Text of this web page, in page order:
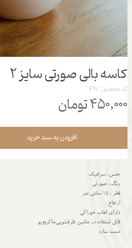
کاسه بالی صورتی سایز 2
کد محصول: 691
۴۵۰,۰۰۰ تومان
افزودن به سبد خرید
جنس : سرامیک
رنگ : صورتی
قطر : 15 سانتی متر
ارتفاع :
دارای لعاب خوراکی
قابل استفاده در ماشین ظرفشویی،ماکروویو
دست سازه